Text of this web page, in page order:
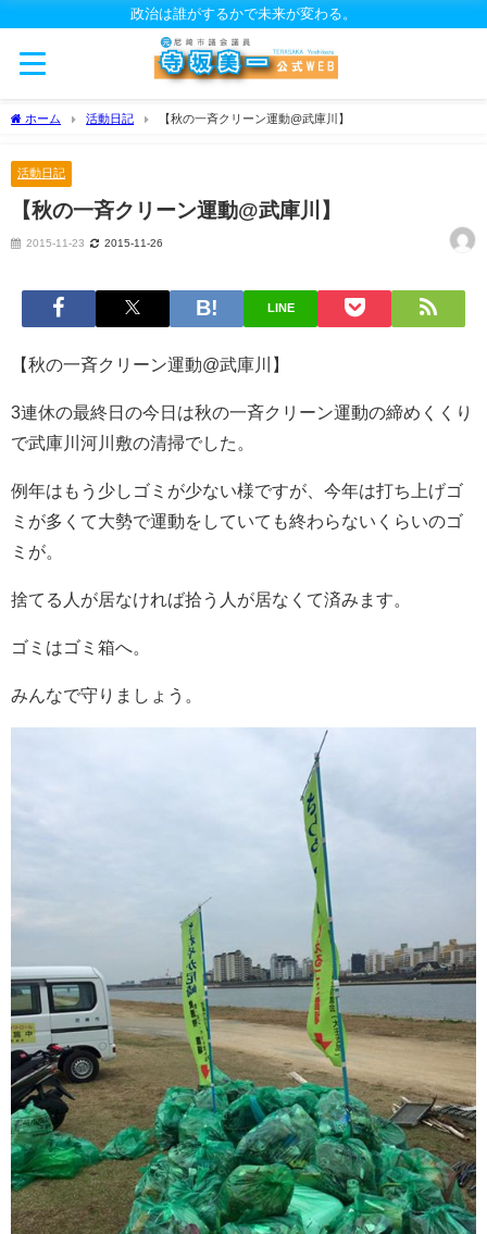
政治は誰がするかで未来が変わる。
ホーム 活動日記 【秋の一斉クリーン運動@武庫川】
活動日記
【秋の一斉クリーン運動@武庫川】
2015-11-23 2015-11-26
LINE
【秋の一斉クリーン運動@武庫川】
3連休の最終日の今日は秋の一斉クリーン運動の締めくくり
で武庫川河川敷の清掃でした。
例年はもう少しゴミが少ない様ですが、今年は打ち上げゴ
ミが多くて大勢で運動をしていても終わらないくらいのゴ
ミが。
捨てる人が居なければ拾う人が居なくて済みます。
ゴミはゴミ箱へ。
みんなで守りましょう。